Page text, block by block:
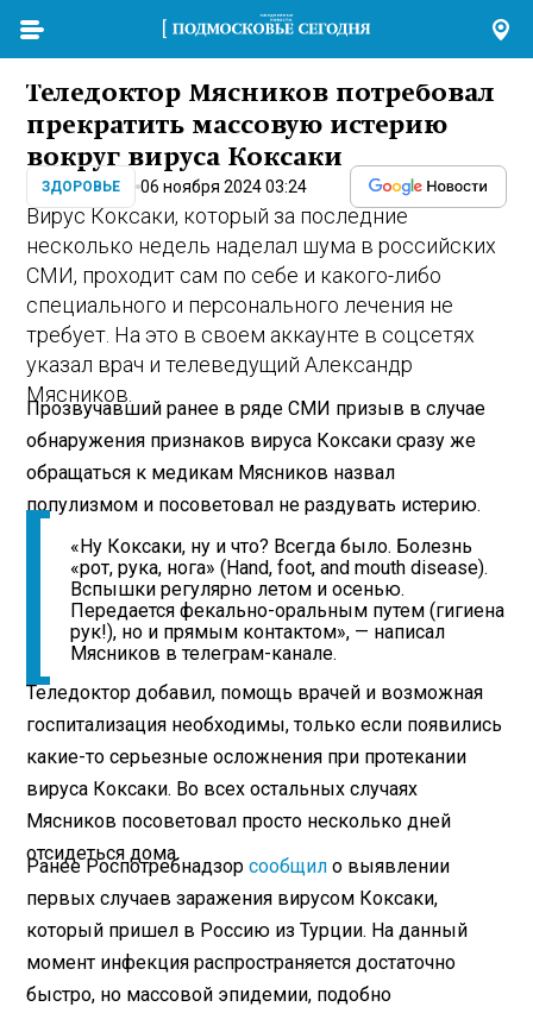
Теледоктор Мясников потребовал
прекратить массовую истерию
вокруг вируса Коксаки
ЗДОРОВЬЕ 06 ноября 2024 03:24
Вирус Коксаки, который за последние
несколько недель наделал шума в российских
СМИ, проходит сам по себе и какого-либо
специального и персонального лечения не
требует. На это в своем аккаунте в соцсетях
указал врач и телеведущий Александр
Мясников.
Прозвучавший ранее в ряде СМИ призыв в случае
обнаружения признаков вируса Коксаки сразу же
обращаться к медикам Мясников назвал
популизмом и посоветовал не раздувать истерию.
«Ну Коксаки, ну и что? Всегда было. Болезнь
«рот, рука, нога» (Hand, foot, and mouth disease).
Вспышки регулярно летом и осенью.
Передается фекально-оральным путем (гигиена
рук!), но и прямым контактом», — написал
Мясников в телеграм-канале.
Теледоктор добавил, помощь врачей и возможная
госпитализация необходимы, только если появились
какие-то серьезные осложнения при протекании
вируса Коксаки. Во всех остальных случаях
Мясников посоветовал просто несколько дней
отсидеться дома.
Ранее Роспотребнадзорсообщил о выявлении
первых случаев заражения вирусом Коксаки,
который пришел в Россию из Турции. На данный
момент инфекция распространяется достаточно
быстро, но массовой эпидемии, подобно